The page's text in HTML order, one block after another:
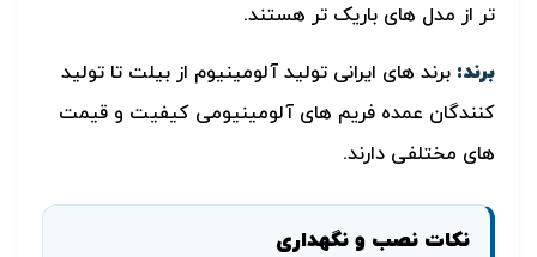
تر از مدل های باریک تر هستند.
برند: برند های ایرانی تولید آلومینیوم از بیلت تا تولید
کنندگان عمده فریم های آلومینیومی کیفیت و قیمت
های مختلفی دارند.
نکات نصب و نگهداری